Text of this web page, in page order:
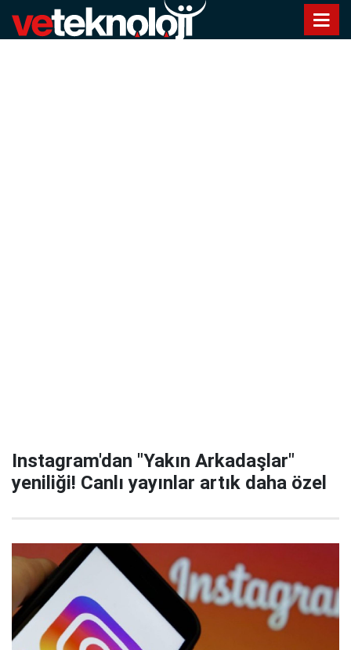
Instagram'dan "Yakın Arkadaşlar"
yeniliği! Canlı yayınlar artık daha özel